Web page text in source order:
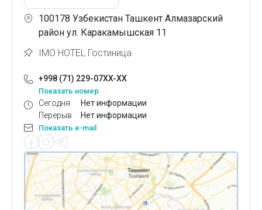
100178 Узбекистан Ташкент Алмазарский
район ул. Каракамышская 11
IMO HOTEL Гостиница
+998 (71) 229-07XX-XX
Показать номер
Сегодня
Перерыв
Нет информации
Нет информации
Показать e-mail